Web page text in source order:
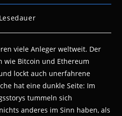
viele Anleger weltweit. Der
wie Bitcoin und Ethereum
lockt auch unerfahrene
hat eine dunkle Seite: Im
tummeln sich
anderes im Sinn haben, als